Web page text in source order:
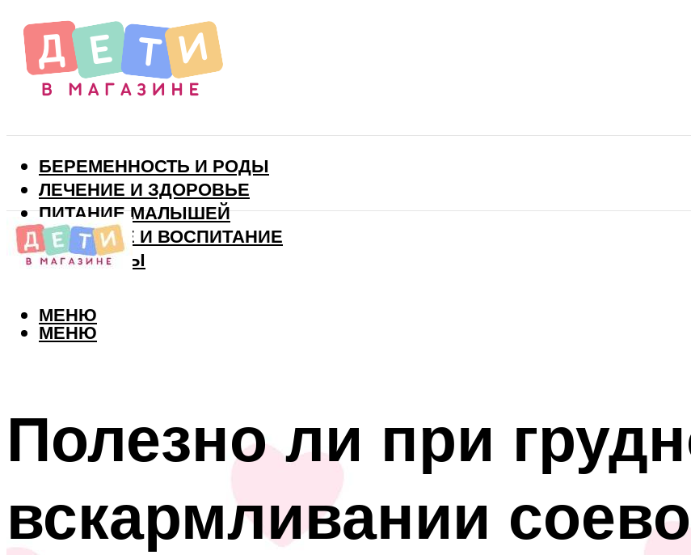
БЕРЕМЕННОСТЬ И РОДЫ
ЛЕЧЕНИЕ И ЗДОРОВЬЕ
ПИТАНИЕ МАЛЫШЕЙ
РАЗВИТИЕ И ВОСПИТАНИЕ
ВИТАМИНЫ
МЕНЮ
МЕНЮ
Полезно ли при
вскармливании